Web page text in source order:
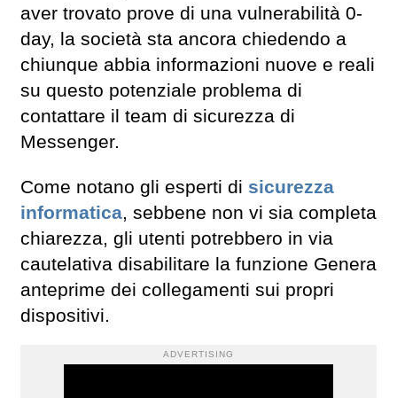
aver trovato prove di una vulnerabilità 0-
day, la società sta ancora chiedendo a
chiunque abbia informazioni nuove e reali
su questo potenziale problema di
contattare il team di sicurezza di
Messenger.
Come notano gli esperti di sicurezza
informatica, sebbene non vi sia completa
chiarezza, gli utenti potrebbero in via
cautelativa disabilitare la funzione Genera
anteprime dei collegamenti sui propri
dispositivi.
ADVERTISING